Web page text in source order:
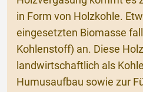
in Form von Holzkohle.
eingesetzten Biomasse
Kohlenstoff) an. Diese
landwirtschaftlich als
Humusaufbau sowie zur